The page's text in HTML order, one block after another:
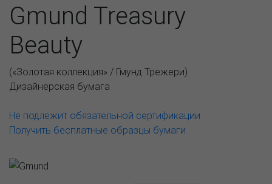
Gmund Treasury
Beauty
(«Золотая коллекция» / Гмунд Трежери)
Дизайнерская бумага
Не подлежит обязательной сертификации
Получить бесплатные образцы бумаги